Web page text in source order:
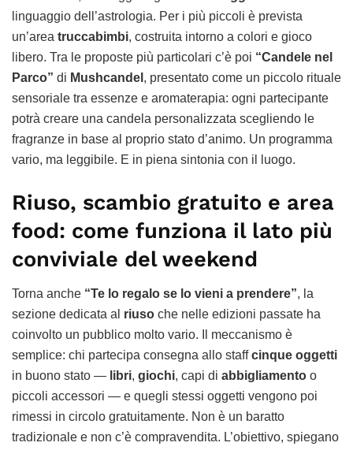
linguaggio dell’astrologia. Per i più piccoli è prevista
un’area truccabimbi, costruita intorno a colori e gioco
libero. Tra le proposte più particolari c’è poi “Candele nel
Parco” di Mushcandel , presentato come un piccolo rituale
sensoriale tra essenze e aromaterapia: ogni partecipante
potrà creare una candela personalizzata scegliendo le
fragranze in base al proprio stato d’animo. Un programma
vario, ma leggibile. E in piena sintonia con il luogo.
Riuso, scambio gratuito e area
food: come funziona il lato più
conviviale del weekend
Torna anche “Te lo regalo se lo vieni a prendere”, la
sezione dedicata al riuso che nelle edizioni passate ha
coinvolto un pubblico molto vario. Il meccanismo è
semplice: chi partecipa consegna allo staffcinque oggetti
in buono stato — libri, giochi, capi di abbigliamento o
piccoli accessori — e quegli stessi oggetti vengono poi
rimessi in circolo gratuitamente. Non è un baratto
tradizionale e non c’è compravendita. L’obiettivo, spiegano